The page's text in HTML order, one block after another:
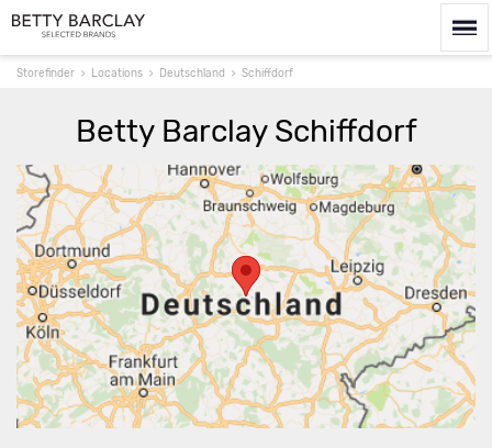
Storefinder Locations Deutschland Schiffdorf
Betty Barclay Schiffdorf
Route berechnen